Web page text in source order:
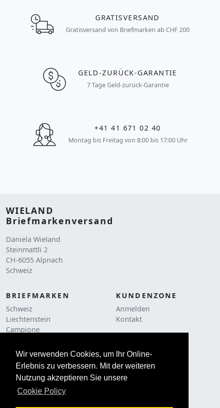
Wir verwenden Cookies, um Ihr Online-
Erlebnis zu verbessern. Mit der weiteren
Nutzung akzeptieren Sie unsere
Cookie Policy
GRATISVERSAND
Gratisversand von Briefmarken ab CHF 200
GELD-ZURÜCK-GARANTIE
7 Tage Geld-zurück-Garantie
+41 41 671 02 40
Montag bis Freitag von 8:00 bis 17:00 Uhr
WIELAND
Briefmarkenversand
Daniela Wieland
Steinmattli 2
CH-6055 Alpnach
Schweiz
BRIEFMARKEN
Schweiz
Liechtenstein
Campione
Frankaturware
ZUBEHÖR
Philatelie
Kataloge
KUNDENZONE
Anmelden
Kontakt
AGB
Cookie Policy
Impressum